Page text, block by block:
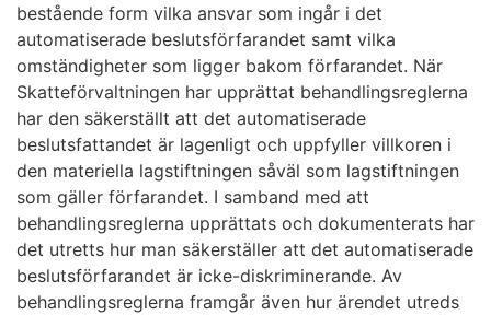
bestående form vilka ansvar som ingår i det
automatiserade beslutsförfarandet samt vilka
omständigheter som ligger bakom förfarandet. När
Skatteförvaltningen har upprättat behandlingsreglerna
har den säkerställt att det automatiserade
beslutsfattandet är lagenligt och uppfyller villkoren i
den materiella lagstiftningen såväl som lagstiftningen
som gäller förfarandet. I samband med att
behandlingsreglerna upprättats och dokumenterats har
det utretts hur man säkerställer att det automatiserade
beslutsförfarandet är icke-diskriminerande. Av
behandlingsreglerna framgår även hur ärendet utreds